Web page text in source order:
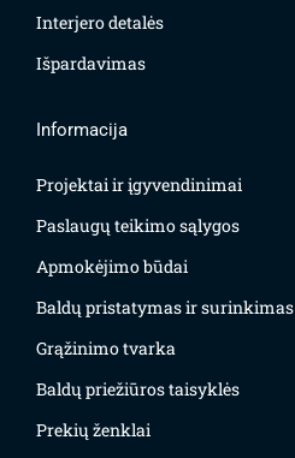
Interjero detalės
Išpardavimas
Informacija
Projektai ir įgyvendinimai
Paslaugų teikimo sąlygos
Apmokėjimo būdai
Baldų pristatymas ir surinkimas
Grąžinimo tvarka
Baldų priežiūros taisyklės
Prekių ženklai